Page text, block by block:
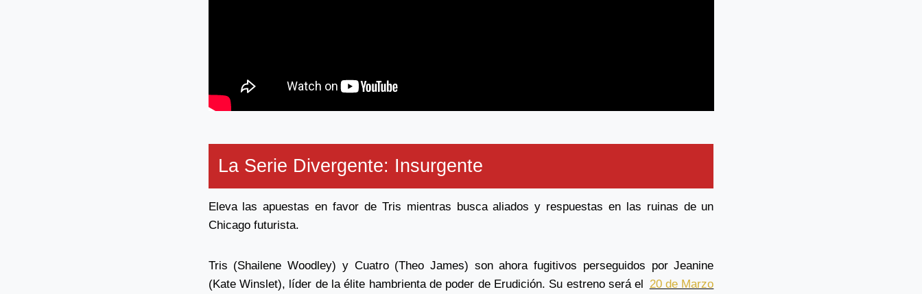
La Serie Divergente: Insurgente
Eleva las apuestas en favor de Tris mientras busca aliados y respuestas en las ruinas de un
Chicago futurista.
Tris (Shailene Woodley) y Cuatro (Theo James) son ahora fugitivos perseguidos por Jeanine
(Kate Winslet), líder de la élite hambrienta de poder de Erudición. Su estreno será el
20 de Marzo